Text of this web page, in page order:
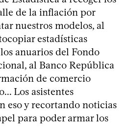
de la inflación por
nuestros modelos, al
estadísticas
anuarios del Fondo
al Banco República
de comercio
Los asistentes
eso y recortando noticias
para poder armar los